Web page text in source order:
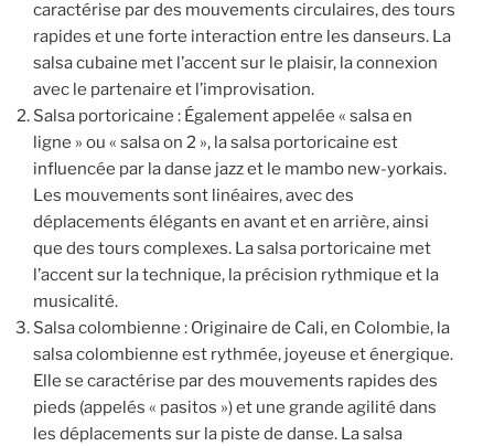
caractérise par des mouvements circulaires, des tours
rapides et une forte interaction entre les danseurs. La
salsa cubaine met l’accent sur le plaisir, la connexion
avec le partenaire et l’improvisation.
Salsa portoricaine : Également appelée « salsa en
ligne » ou « salsa on 2 », la salsa portoricaine est
influencée par la danse jazz et le mambo new-yorkais.
Les mouvements sont linéaires, avec des
déplacements élégants en avant et en arrière, ainsi
que des tours complexes. La salsa portoricaine met
l’accent sur la technique, la précision rythmique et la
musicalité.
Salsa colombienne : Originaire de Cali, en Colombie, la
salsa colombienne est rythmée, joyeuse et énergique.
Elle se caractérise par des mouvements rapides des
pieds (appelés « pasitos ») et une grande agilité dans
les déplacements sur la piste de danse. La salsa